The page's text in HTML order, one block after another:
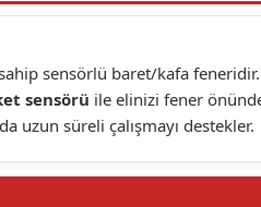
sahip sensörlü baret/kafa feneridir.
sensörü ile elinizi fener
uzun süreli çalışmayı destekler.